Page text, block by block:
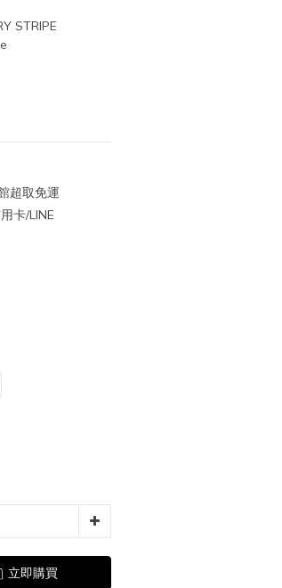
STRIPE
超取免運
卡/LINE
立即購買